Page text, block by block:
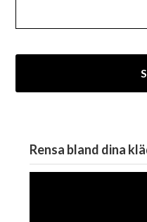
Rensa bland dina